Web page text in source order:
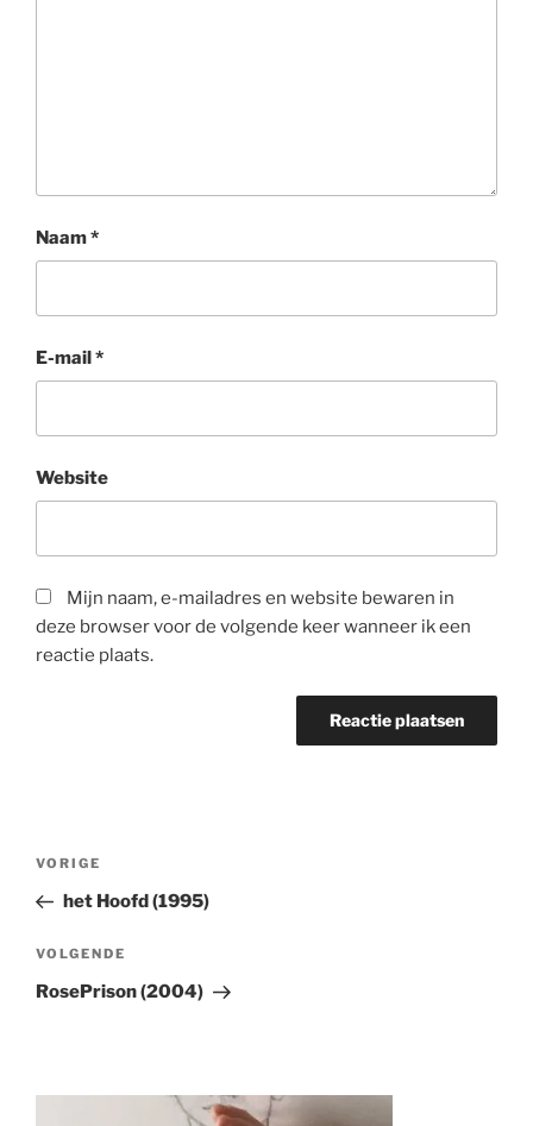
Naam*
E-mail*
Website
Mijn naam, e-mailadres en website bewaren in
deze browser voor de volgende keer wanneer ik een
reactie plaats.
Berichtnavigatie
Vorig
bericht
VORIGE
het Hoofd (1995)
Volgend
Bericht
VOLGENDE
RosePrison (2004)